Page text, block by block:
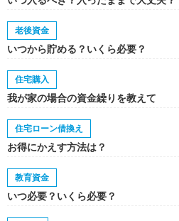
老後資金
いつから貯める？いくら必要？
住宅購入
我が家の場合の資金繰りを教えて
住宅ローン借換え
お得にかえす方法は？
教育資金
いつ必要？いくら必要？